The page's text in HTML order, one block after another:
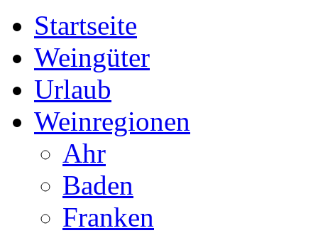
Startseite
Weingüter
Urlaub
Weinregionen
Ahr
Baden
Franken